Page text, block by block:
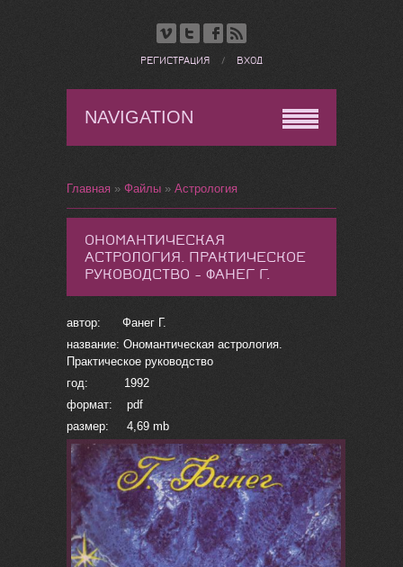
РЕГИСТРАЦИЯ / ВХОД
NAVIGATION
Главная » Файлы » Астрология
ОНОМАНТИЧЕСКАЯ
АСТРОЛОГИЯ. ПРАКТИЧЕСКОЕ
РУКОВОДСТВО - ФАНЕГ Г.
автор: Фанег Г.
название: Ономантическая астрология.
Практическое руководство
год: 1992
формат: pdf
размер: 4,69 mb